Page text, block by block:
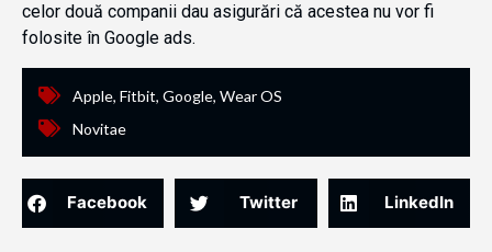
celor două companii dau asigurări că acestea nu vor fi
folosite în Google ads.
Apple, Fitbit, Google, Wear OS
Novitae
Facebook Twitter LinkedIn